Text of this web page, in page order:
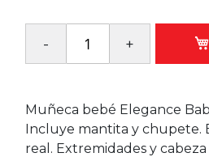
Muñeca bebé Elegance
Incluye mantita y chupete.
real. Extremidades y